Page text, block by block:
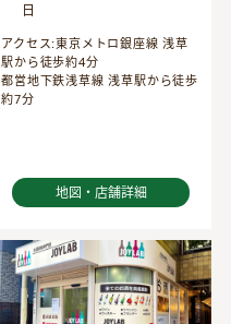
日
アクセス:東京メトロ銀座線 浅草
駅から徒歩約4分
都営地下鉄浅草線 浅草駅から徒歩
約7分
地図・店舗詳細